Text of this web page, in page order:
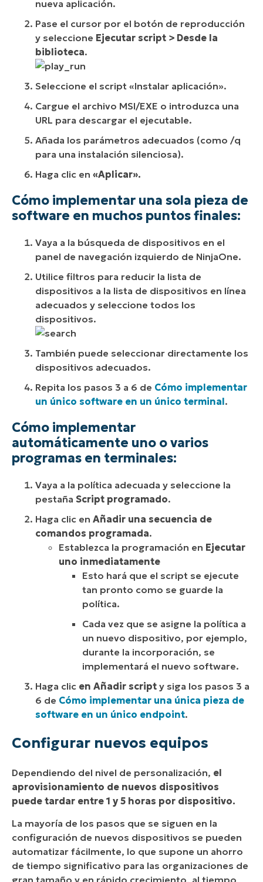
nueva aplicación.
Pase el cursor por el botón de reproducción
y seleccione Ejecutar script > Desde la
biblioteca.
Seleccione el script «Instalar aplicación».
Cargue el archivo MSI/EXE o introduzca una
URL para descargar el ejecutable.
Añada los parámetros adecuados (como /q
para una instalación silenciosa).
Haga clic en «Aplicar».
Cómo implementar una sola pieza de
software en muchos puntos finales:
Vaya a la búsqueda de dispositivos en el
panel de navegación izquierdo de NinjaOne.
Utilice filtros para reducir la lista de
dispositivos a la lista de dispositivos en línea
adecuados y seleccione todos los
dispositivos.
También puede seleccionar directamente los
dispositivos adecuados.
Repita los pasos 3 a 6 de Cómo implementar
un único software en un único terminal.
Cómo implementar
automáticamente uno o varios
programas en terminales:
Vaya a la política adecuada y seleccione la
pestaña Script programado.
Haga clic en Añadir una secuencia de
comandos programada.
Establezca la programación en Ejecutar
uno inmediatamente
Esto hará que el script se ejecute
tan pronto como se guarde la
política.
Cada vez que se asigne la política a
un nuevo dispositivo, por ejemplo,
durante la incorporación, se
implementará el nuevo software.
Haga clic en Añadir script y siga los pasos 3 a
6 de Cómo implementar una única pieza de
software en un único endpoint.
Configurar nuevos equipos
Dependiendo del nivel de personalización, el
aprovisionamiento de nuevos dispositivos
puede tardar entre 1 y 5 horas por dispositivo.
La mayoría de los pasos que se siguen en la
configuración de nuevos dispositivos se pueden
automatizar fácilmente, lo que supone un ahorro
de tiempo significativo para las organizaciones de
gran tamaño y en rápido crecimiento, al tiempo